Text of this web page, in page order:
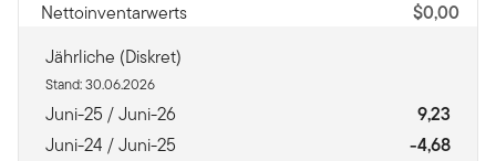
Nettoinventarwerts
$0,00
Jährliche (Diskret)
Stand: 30.06.2026
Juni-25 / Juni-26
9,23
Juni-24 / Juni-25
-4,68